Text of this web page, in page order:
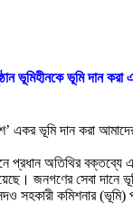
ভূমিহীনকে ভূমি দান করা
একর ভূমি দান করা
প্রধান অতিথির
জনগণের সেবা দানে
সহকারী কমিশনার